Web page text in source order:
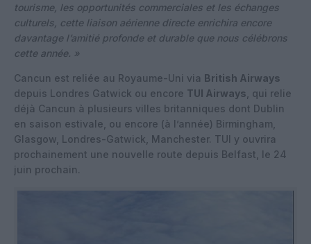
tourisme, les opportunités commerciales et les échanges
culturels, cette liaison aérienne directe enrichira encore
davantage l’amitié profonde et durable que nous célébrons
cette année. »
Cancun est reliée au Royaume-Uni via British Airways
depuis Londres Gatwick ou encore TUI Airways , qui relie
déjà Cancun à plusieurs villes britanniques dont Dublin
en saison estivale, ou encore (à l’année) Birmingham,
Glasgow, Londres-Gatwick, Manchester. TUI y ouvrira
prochainement une nouvelle route depuis Belfast, le 24
juin prochain.